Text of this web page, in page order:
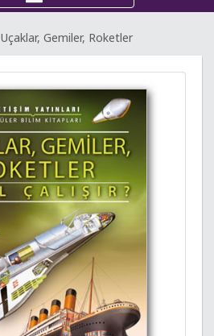
Uçaklar, Gemiler, Roketler